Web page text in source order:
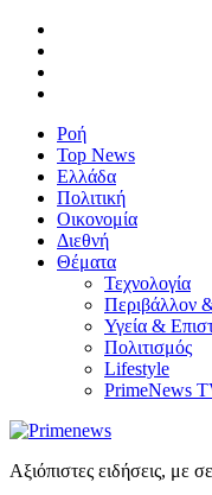
Ροή
Top News
Ελλάδα
Πολιτική
Οικονομία
Διεθνή
Θέματα
Τεχνολογία
Περιβάλλον
Υγεία &
Πολιτισμός
Lifestyle
PrimeNews
Αξιόπιστες ειδήσεις, με